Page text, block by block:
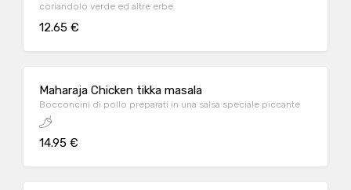
coriandolo verde ed altre erbe
12.65 €
Maharaja Chicken tikka masala
Bocconcini di pollo preparati in una salsa speciale piccante
14.95 €